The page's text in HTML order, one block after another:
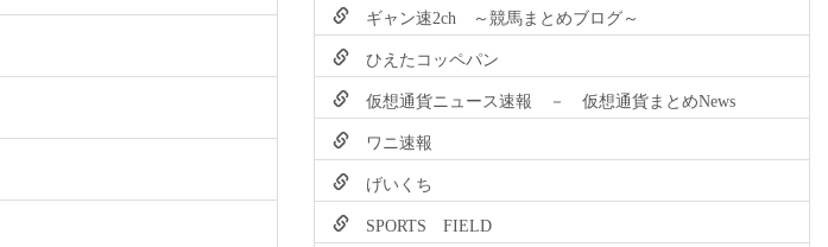
ギャン速2ch ～競馬まとめブログ～
ひえたコッペパン
仮想通貨ニュース速報 － 仮想通貨まとめNews
ワニ速報
げいくち
SPORTS FIELD